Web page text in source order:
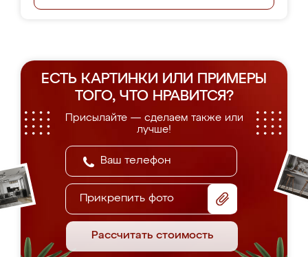
ЕСТЬ КАРТИНКИ ИЛИ ПРИМЕРЫ
ТОГО, ЧТО НРАВИТСЯ?
Присылайте — сделаем также или
лучше!
Прикрепить фото
Рассчитать стоимость